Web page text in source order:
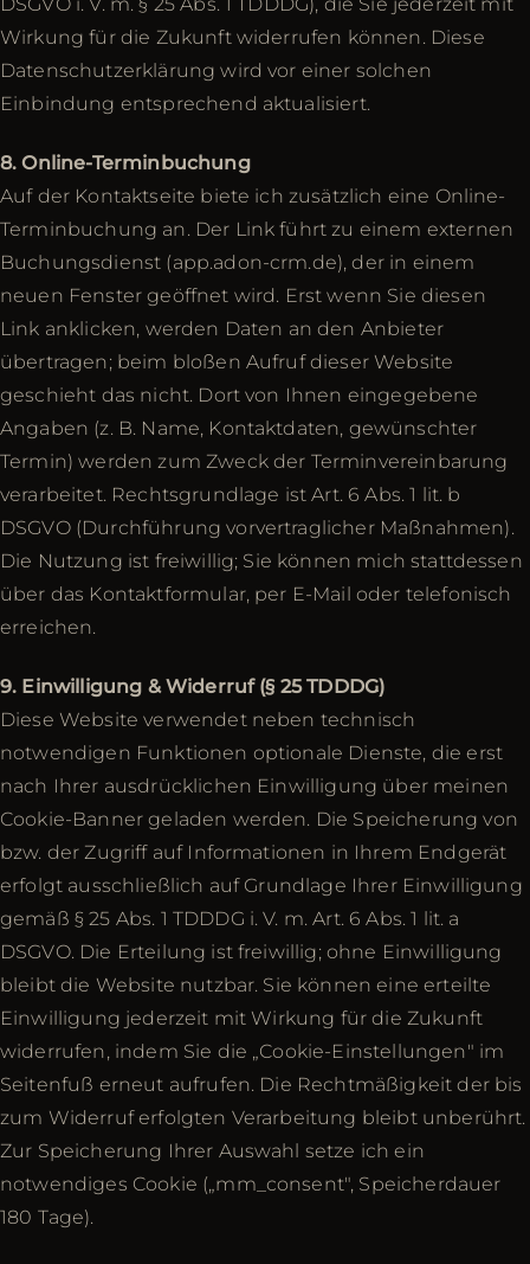
Wirkung für die Zukunft widerrufen können. Diese
Datenschutzerklärung wird vor einer solchen
Einbindung entsprechend aktualisiert.
8. Online-Terminbuchung
Auf der Kontaktseite biete ich zusätzlich eine Online-
Terminbuchung an. Der Link führt zu einem externen
Buchungsdienst (app.adon-crm.de), der in einem
neuen Fenster geöffnet wird. Erst wenn Sie diesen
Link anklicken, werden Daten an den Anbieter
übertragen; beim bloßen Aufruf dieser Website
geschieht das nicht. Dort von Ihnen eingegebene
Angaben (z. B. Name, Kontaktdaten, gewünschter
Termin) werden zum Zweck der Terminvereinbarung
verarbeitet. Rechtsgrundlage ist Art. 6 Abs. 1 lit. b
DSGVO (Durchführung vorvertraglicher Maßnahmen).
Die Nutzung ist freiwillig; Sie können mich stattdessen
über das Kontaktformular, per E-Mail oder telefonisch
erreichen.
9. Einwilligung & Widerruf (§ 25 TDDDG)
Diese Website verwendet neben technisch
notwendigen Funktionen optionale Dienste, die erst
nach Ihrer ausdrücklichen Einwilligung über meinen
Cookie-Banner geladen werden. Die Speicherung von
bzw. der Zugriff auf Informationen in Ihrem Endgerät
erfolgt ausschließlich auf Grundlage Ihrer Einwilligung
gemäß § 25 Abs. 1 TDDDG i. V. m. Art. 6 Abs. 1 lit. a
DSGVO. Die Erteilung ist freiwillig; ohne Einwilligung
bleibt die Website nutzbar. Sie können eine erteilte
Einwilligung jederzeit mit Wirkung für die Zukunft
widerrufen, indem Sie die „Cookie-Einstellungen" im
Seitenfuß erneut aufrufen. Die Rechtmäßigkeit der bis
zum Widerruf erfolgten Verarbeitung bleibt unberührt.
Zur Speicherung Ihrer Auswahl setze ich ein
notwendiges Cookie („mm_consent", Speicherdauer
180 Tage).